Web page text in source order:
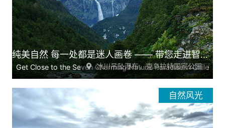
纯美自然 每一处都是迷人画卷 —— 带您走进智利七大魅力自然天堂
Get Close to the Seven Charming Natural Paradise in Chile
冰川吊坠瀑布，克乌拉特国家公园
自然风光